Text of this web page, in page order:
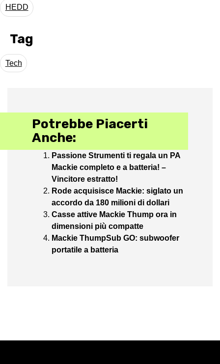
HEDD
Tag
Tech
Potrebbe Piacerti
Anche:
Passione Strumenti ti regala un PA
Mackie completo e a batteria! –
Vincitore estratto!
Rode acquisisce Mackie: siglato un
accordo da 180 milioni di dollari
Casse attive Mackie Thump ora in
dimensioni più compatte
Mackie ThumpSub GO: subwoofer
portatile a batteria